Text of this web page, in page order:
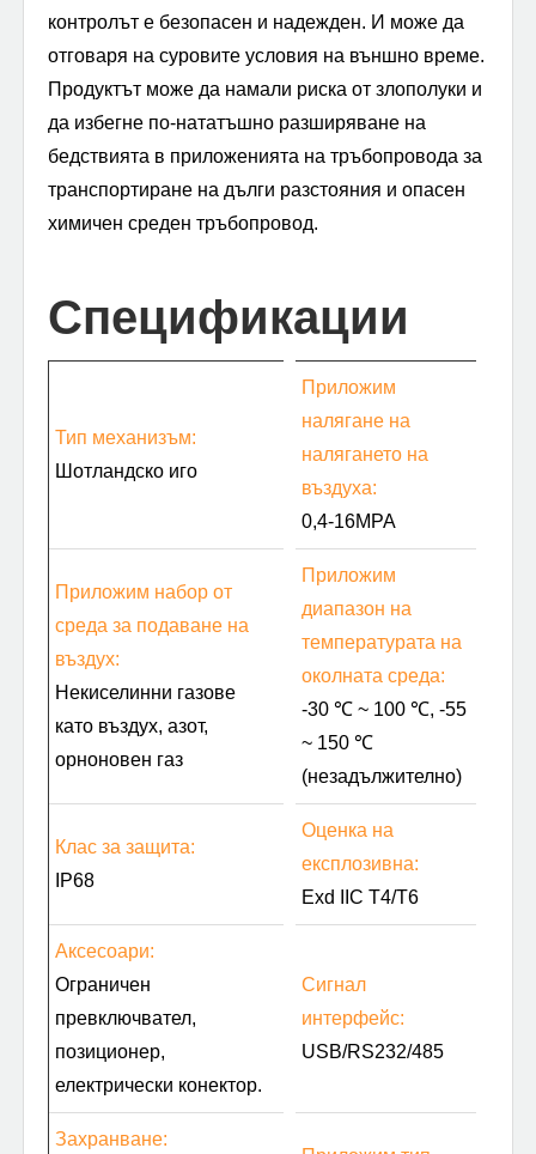
контролът е безопасен и надежден. И може да
отговаря на суровите условия на външно време.
Продуктът може да намали риска от злополуки и
да избегне по-нататъшно разширяване на
бедствията в приложенията на тръбопровода за
транспортиране на дълги разстояния и опасен
химичен среден тръбопровод.
Спецификации
Тип механизъм:
Шотландско иго
Приложим
налягане на
налягането на
въздуха:
0,4-16MPA
Приложим набор от
среда за подаване на
въздух:
Некиселинни газове
като въздух, азот,
орноновен газ
Приложим
диапазон на
температурата на
околната среда:
-30 ℃ ~ 100 ℃, -55
~ 150 ℃
(незадължително)
Клас за защита:
IP68
Оценка на
експлозивна:
Exd IIC T4/T6
Аксесоари:
Ограничен
превключвател,
позиционер,
електрически конектор.
Сигнал
интерфейс:
USB/RS232/485
Захранване: